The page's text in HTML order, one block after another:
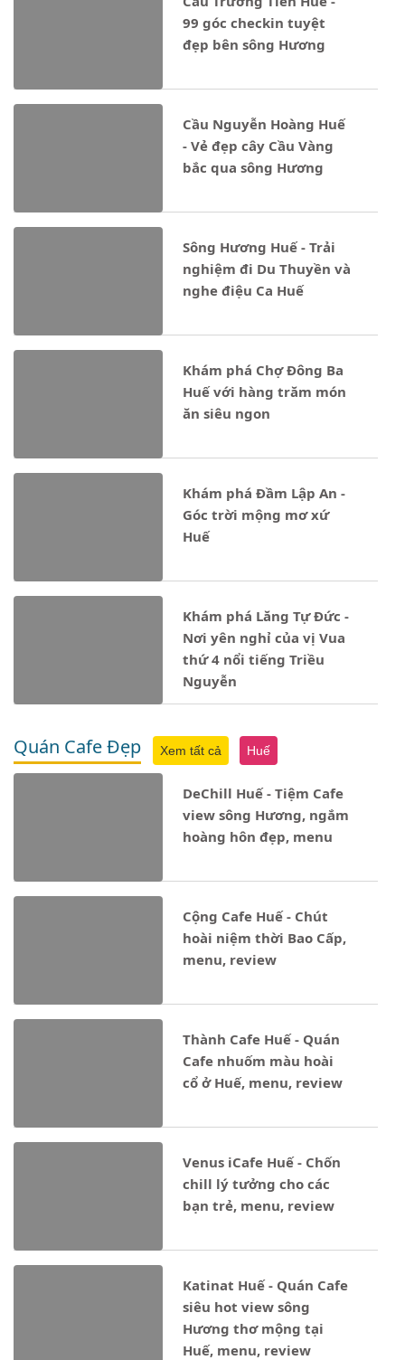
99 góc checkin tuyệt
đẹp bên sông Hương
Cầu Nguyễn Hoàng Huế
- Vẻ đẹp cây Cầu Vàng
bắc qua sông Hương
Sông Hương Huế - Trải
nghiệm đi Du Thuyền và
nghe điệu Ca Huế
Khám phá Chợ Đông Ba
Huế với hàng trăm món
ăn siêu ngon
Khám phá Đầm Lập An -
Góc trời mộng mơ xứ
Huế
Khám phá Lăng Tự Đức -
Nơi yên nghỉ của vị Vua
thứ 4 nổi tiếng Triều
Nguyễn
Quán Cafe Đẹp Xem tất cả Huế
DeChill Huế - Tiệm Cafe
view sông Hương, ngắm
hoàng hôn đẹp, menu
Cộng Cafe Huế - Chút
hoài niệm thời Bao Cấp,
menu, review
Thành Cafe Huế - Quán
Cafe nhuốm màu hoài
cổ ở Huế, menu, review
Venus iCafe Huế - Chốn
chill lý tưởng cho các
bạn trẻ, menu, review
Katinat Huế - Quán Cafe
siêu hot view sông
Hương thơ mộng tại
Huế, menu, review